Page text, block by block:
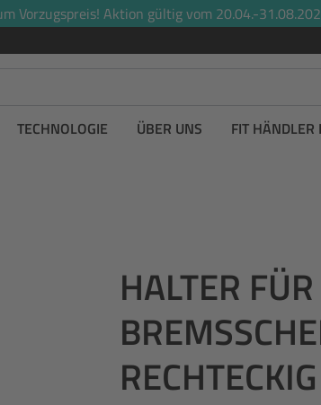
Vorzugspreis! Aktion gültig vom 20.04.-
TECHNOLOGIE ÜBER UNS FIT HÄNDLER
HALTER
RECHTECKIG